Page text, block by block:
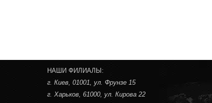
НАШИ ФИЛИАЛЫ:
г. Киев, 01001, ул. Фрунзе 15
г. Харьков, 61000, ул. Кирова 22